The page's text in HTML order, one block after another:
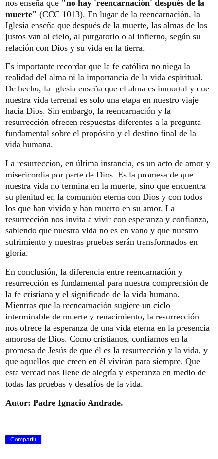
nos enseña que "no hay 'reencarnación' después de la
muerte" (CCC 1013). En lugar de la reencarnación, la
Iglesia enseña que después de la muerte, las almas de los
justos van al cielo, al purgatorio o al infierno, según su
relación con Dios y su vida en la tierra.
Es importante recordar que la fe católica no niega la
realidad del alma ni la importancia de la vida espiritual.
De hecho, la Iglesia enseña que el alma es inmortal y que
nuestra vida terrenal es solo una etapa en nuestro viaje
hacia Dios. Sin embargo, la reencarnación y la
resurrección ofrecen respuestas diferentes a la pregunta
fundamental sobre el propósito y el destino final de la
vida humana.
La resurrección, en última instancia, es un acto de amor y
misericordia por parte de Dios. Es la promesa de que
nuestra vida no termina en la muerte, sino que encuentra
su plenitud en la comunión eterna con Dios y con todos
los que han vivido y han muerto en su amor. La
resurrección nos invita a vivir con esperanza y confianza,
sabiendo que nuestra vida no es en vano y que nuestro
sufrimiento y nuestras pruebas serán transformados en
gloria.
En conclusión, la diferencia entre reencarnación y
resurrección es fundamental para nuestra comprensión de
la fe cristiana y el significado de la vida humana.
Mientras que la reencarnación sugiere un ciclo
interminable de muerte y renacimiento, la resurrección
nos ofrece la esperanza de una vida eterna en la presencia
amorosa de Dios. Como cristianos, confiamos en la
promesa de Jesús de que él es la resurrección y la vida, y
que aquellos que creen en él vivirán para siempre. Que
esta verdad nos llene de alegría y esperanza en medio de
todas las pruebas y desafíos de la vida.
Autor: Padre Ignacio Andrade.
Compartir